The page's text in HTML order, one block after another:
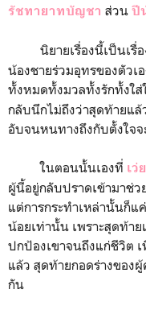
รัชทายาทบัญชา ส่วน ปี
นิยายเรื่องนี้เป็นเรื่อ
น้องชายร่วมอุทรของตัวเ
ทั้งหมดทั้งมวลทั้งรักทั้งใส่
กลับนึกไม่ถึงว่าสุดท้ายแล้
อับจนหนทางถึงกับตั้งใจจ
ในตอนนั้นเองที่ เว่
ผู้นี้อยู่กลับปราดเข้ามาช่ว
แต่การกระทำเหล่านั้นก็แ
น้อยเท่านั้น เพราะสุดท้า
ปกป้องเขาจนถึงแก่ชีวิต
แล้ว สุดท้ายกอดร่างของ
กัน